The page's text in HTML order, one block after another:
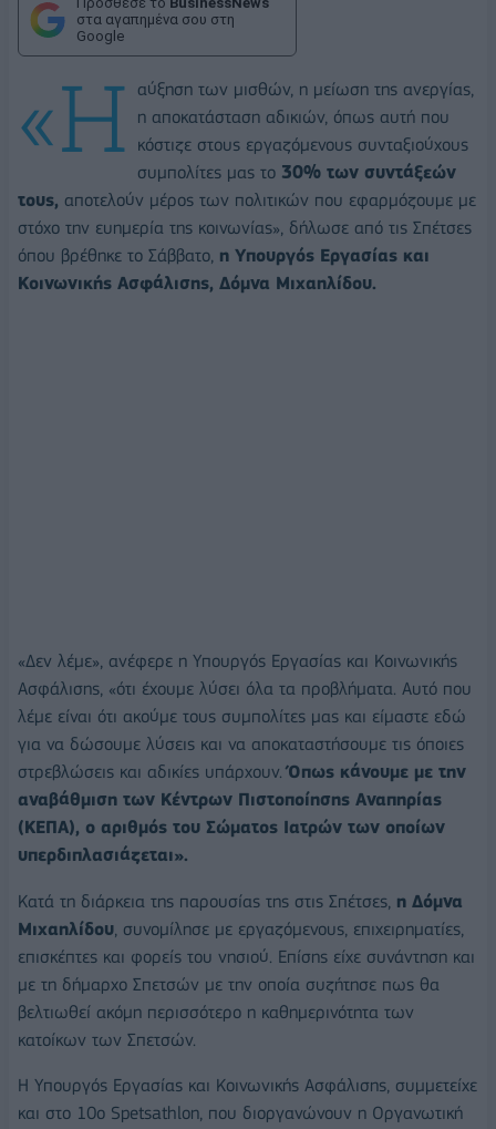
στα αγαπημένα σου στη
Google
«Η
αύξηση των μισθών, η μείωση της ανεργίας,
η αποκατάσταση αδικιών, όπως αυτή που
κόστιζε στους εργαζόμενους συνταξιούχους
συμπολίτες μας το 30% των συντάξεών
τους, αποτελούν μέρος των πολιτικών που εφαρμόζουμε με
στόχο την ευημερία της κοινωνίας», δήλωσε από τις Σπέτσες
όπου βρέθηκε το Σάββατο, η Υπουργός Εργασίας και
Κοινωνικής Ασφάλισης, Δόμνα Μιχαηλίδου.
«Δεν λέμε», ανέφερε η Υπουργός Εργασίας και Κοινωνικής
Ασφάλισης, «ότι έχουμε λύσει όλα τα προβλήματα. Αυτό που
λέμε είναι ότι ακούμε τους συμπολίτες μας και είμαστε εδώ
για να δώσουμε λύσεις και να αποκαταστήσουμε τις όποιες
στρεβλώσεις και αδικίες υπάρχουν.Όπως κάνουμε με την
αναβάθμιση των Κέντρων Πιστοποίησης Αναπηρίας
(ΚΕΠΑ), ο αριθμός του Σώματος Ιατρών των οποίων
υπερδιπλασιάζεται».
Κατά τη διάρκεια της παρουσίας της στις Σπέτσες, η Δόμνα
Μιχαηλίδου , συνομίλησε με εργαζόμενους, επιχειρηματίες,
επισκέπτες και φορείς του νησιού. Επίσης είχε συνάντηση και
με τη δήμαρχο Σπετσών με την οποία συζήτησε πως θα
βελτιωθεί ακόμη περισσότερο η καθημερινότητα των
κατοίκων των Σπετσών.
Η Υπουργός Εργασίας και Κοινωνικής Ασφάλισης, συμμετείχε
και στο 10ο Spetsathlon, που διοργανώνουν η Οργανωτική